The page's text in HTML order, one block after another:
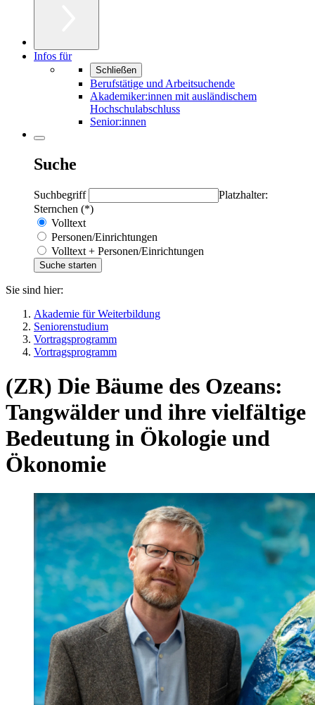
Infos für
Schließen
Berufstätige und Arbeitsuchende
Akademiker:innen mit ausländischem
Hochschulabschluss
Senior:innen
Suche
Suchbegriff
Platzhalter:
Sternchen (*)
Volltext
Personen/Einrichtungen
Volltext + Personen/Einrichtungen
Sie sind hier:
Akademie für Weiterbildung
Seniorenstudium
Vortragsprogramm
Vortragsprogramm
(ZR) Die Bäume des Ozeans:
Tangwälder und ihre vielfältige
Bedeutung in Ökologie und
Ökonomie